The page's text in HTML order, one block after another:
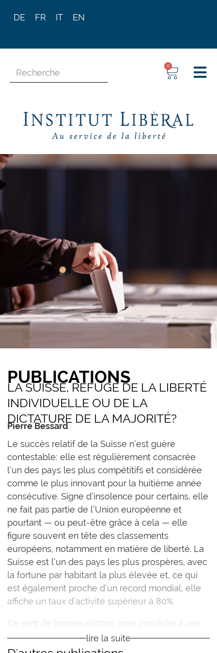
DE FR IT EN
0
PUBLICATIONS
LA SUISSE, REFUGE DE LA LIBERTÉ
INDIVIDUELLE OU DE LA
DICTATURE DE LA MAJORITÉ?
Pierre Bessard
Le succès relatif de la Suisse n’est guère
contestable: elle est régulièrement consacrée
l’un des pays les plus compétitifs et considérée
comme le plus innovant pour la huitième année
consécutive. Signe d’insolence pour certains, elle
ne fait pas partie de l’Union européenne et
pourtant — ou peut-être grâce à cela — elle
figure souvent en tête des classements
européens, notamment en matière de liberté. La
Suisse est l’un des pays les plus prospères, avec
la fortune par habitant la plus élevée et, ce qui
est également proche d’un record mondial, elle
affiche un taux d’activité supérieur à 80%.
Ce sont de bonnes raisons pour procéder à une
analyse approfondie des facteurs de succès du
pays. Au niveau du système politique, la
lire la suite